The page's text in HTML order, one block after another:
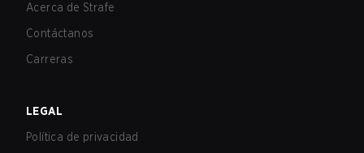
Acerca de Strafe
Contáctanos
Carreras
LEGAL
Política de privacidad